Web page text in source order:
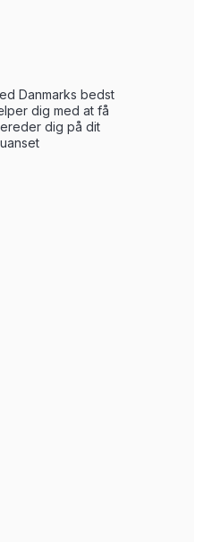
Danmarks bedst
dig med at få
dig på dit